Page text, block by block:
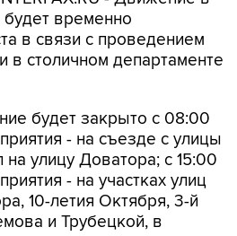
временно
в связи с проведением
в столичном департаменте
будет закрыто с 08:00
- на съезде с улицы
улицу Доватора; с 15:00
- на участках улиц
10-летия Октября, 3-й
и Трубецкой, в